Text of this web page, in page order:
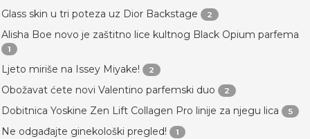
Glass skin u tri poteza uz Dior Backstage 2
Alisha Boe novo je zaštitno lice kultnog Black Opium parfema
1
Ljeto miriše na Issey Miyake! 2
Obožavat ćete novi Valentino parfemski duo 2
Dobitnica Yoskine Zen Lift Collagen Pro linije za njegu lica 5
Ne odgađajte ginekološki pregled! 1